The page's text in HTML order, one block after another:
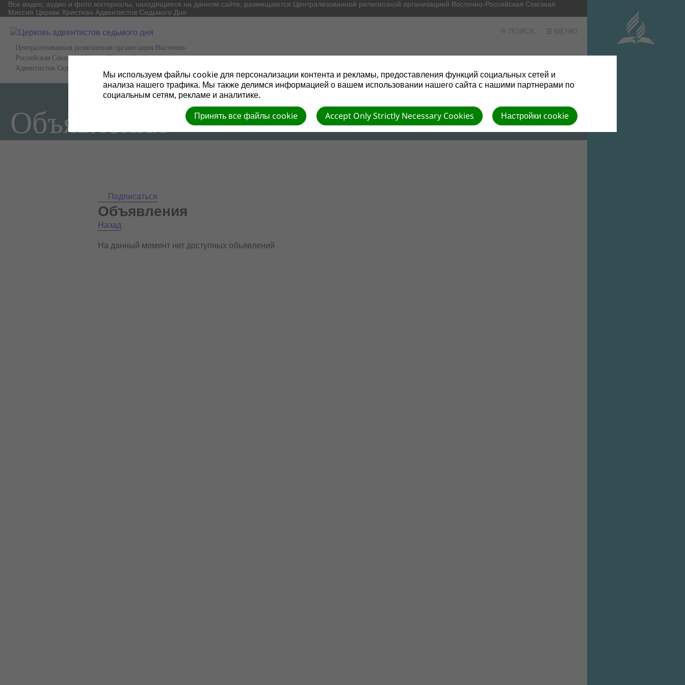
Все видео, аудио и фото материалы, находящиеся на данном сайте, размещаются Централизованной религиозной организацией Восточно-Российская Союзная
Миссия Церкви Христиан Адвентистов Седьмого Дня
ПОИСК
МЕНЮ
Централизованная религиозная организация Восточно-
Российская Союзная Миссия Церкви Христиан
Адвентистов Седьмого Дня
Объявления
Подписаться
Объявления
Назад
На данный момент нет доступных объявлений
Мы используем файлы cookie для персонализации контента и рекламы, предоставления функций социальных сетей и
анализа нашего трафика. Мы также делимся информацией о вашем использовании нашего сайта с нашими партнерами по
социальным сетям, рекламе и аналитике.
Настройки cookie
Accept Only Strictly Necessary Cookies
Принять все файлы cookie